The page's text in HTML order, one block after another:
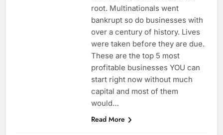
economies, businesses to its
root. Multinationals went
bankrupt so do businesses with
over a century of history. Lives
were taken before they are due.
These are the top 5 most
profitable businesses YOU can
start right now without much
capital and most of them